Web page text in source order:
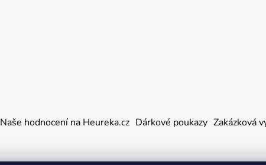
Naše hodnocení na Heureka.cz Dárkové poukazy Zakázková